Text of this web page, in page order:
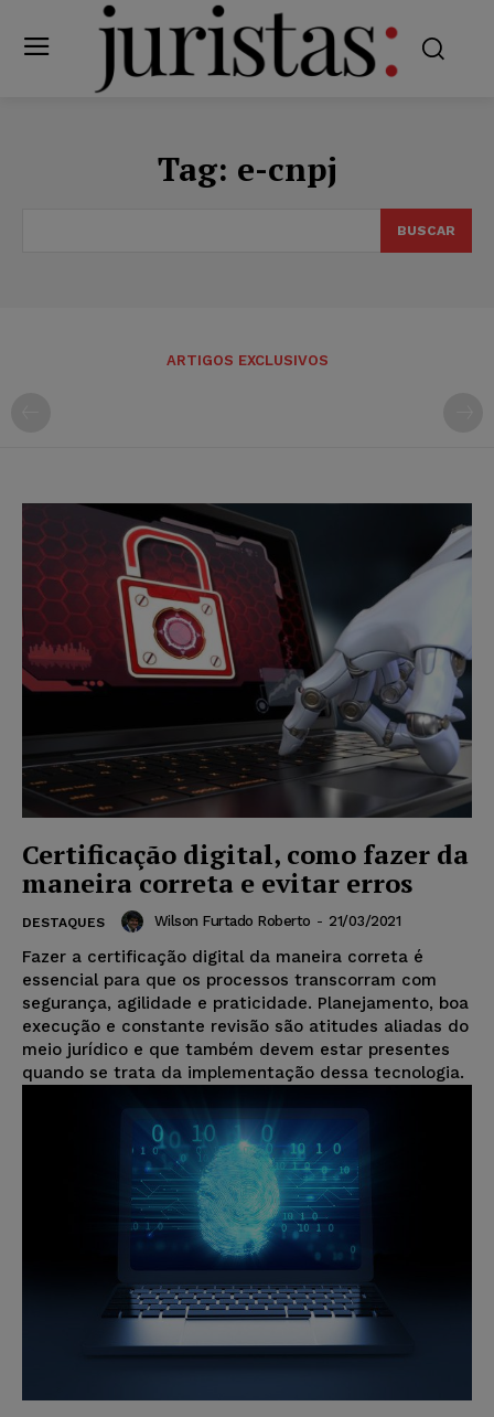
Tag: e-cnpj
BUSCAR
ARTIGOS EXCLUSIVOS
Certificação digital, como fazer da
maneira correta e evitar erros
DESTAQUES Wilson Furtado Roberto - 21/03/2021
Fazer a certificação digital da maneira correta é
essencial para que os processos transcorram com
segurança, agilidade e praticidade. Planejamento, boa
execução e constante revisão são atitudes aliadas do
meio jurídico e que também devem estar presentes
quando se trata da implementação dessa tecnologia.